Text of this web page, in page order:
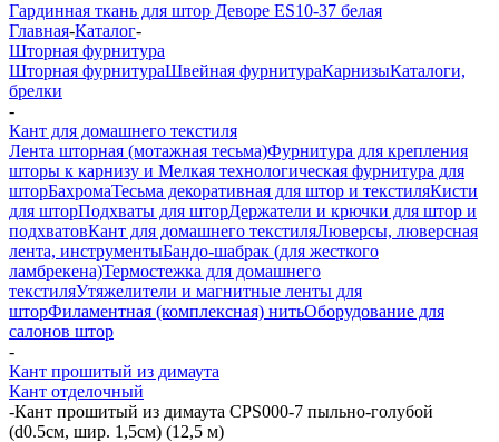
Гардинная ткань для штор Деворе ES10-37 белая
Главная-Каталог-
Шторная фурнитура
Шторная фурнитураШвейная фурнитураКарнизыКаталоги,
брелки
-
Кант для домашнего текстиля
Лента шторная (мотажная тесьма)Фурнитура для крепления
шторы к карнизу и Мелкая технологическая фурнитура для
шторБахромаТесьма декоративная для штор и текстиляКисти
для шторПодхваты для шторДержатели и крючки для штор и
подхватовКант для домашнего текстиляЛюверсы, люверсная
лента, инструментыБандо-шабрак (для жесткого
ламбрекена)Термостежка для домашнего
текстиляУтяжелители и магнитные ленты для
шторФиламентная (комплексная) нитьОборудование для
салонов штор
-
Кант прошитый из димаута
Кант отделочный
-Кант прошитый из димаута CPS000-7 пыльно-голубой
(d0.5см, шир. 1,5см) (12,5 м)